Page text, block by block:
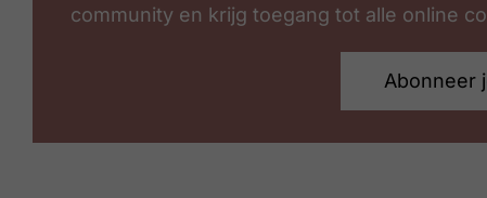
community en krijg toegang tot alle online
Abonneer